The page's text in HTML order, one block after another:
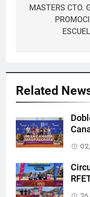
de
entradas
MASTERS CTO.
Related